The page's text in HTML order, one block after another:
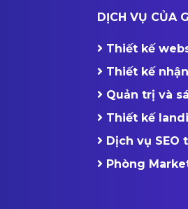
DỊCH VỤ CỦA
Thiết kế
Thiết kế
Quản trị và
Thiết kế
Dịch vụ SEO
Phòng